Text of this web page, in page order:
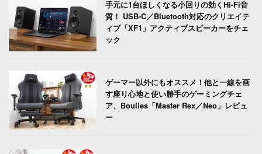
手元に1台ほしくなる小回りの効くHi-Fi音
質！ USB-C／Bluetooth対応のクリエイテ
ィブ「XF1」アクティブスピーカーをチェ
ック
ゲーマー以外にもオススメ！他と一線を画
す座り心地と使い勝手のゲーミングチェ
ア、Boulies「Master Rex／Neo」レビュ
ー